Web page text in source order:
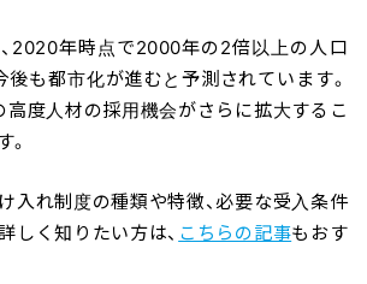
2020年時点で2000年の2倍以上の人口
後も都市化が進むと予測されています。
高度人材の採用機会がさらに拡大するこ
。
入れ制度の種類や特徴、必要な受入条件
しく知りたい方は、 こちらの記事もおす